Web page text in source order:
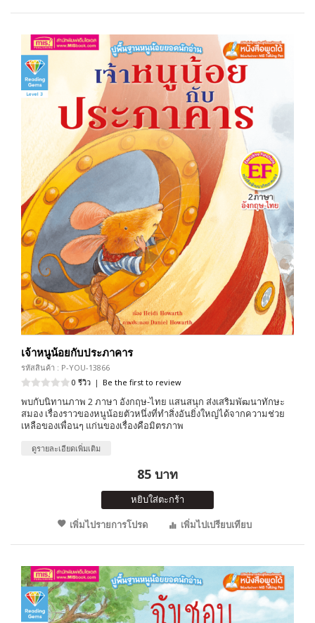
เจ้าหนูน้อยกับประภาคาร
รหัสสินค้า : P-YOU-13866
0 รีวิว | Be the first to review
พบกับนิทานภาพ 2 ภาษา อังกฤษ-ไทย แสนสนุก ส่งเสริมพัฒนาทักษะ
สมอง เรื่องราวของหนูน้อยตัวหนึ่งที่ทำสิ่งอันยิ่งใหญ่ได้จากความช่วย
เหลือของเพื่อนๆ แก่นของเรื่องคือมิตรภาพ
ดูรายละเอียดเพิ่มเติม
85 บาท
หยิบใส่ตะกร้า
เพิ่มไปรายการโปรด
เพิ่มไปเปรียบเทียบ